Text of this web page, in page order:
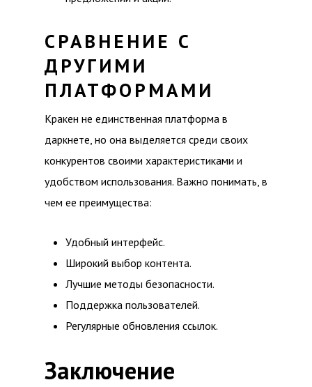
СРАВНЕНИЕ С
ДРУГИМИ
ПЛАТФОРМАМИ
Кракен не единственная платформа в
даркнете, но она выделяется среди своих
конкурентов своими характеристиками и
удобством использования. Важно понимать, в
чем ее преимущества:
Удобный интерфейс.
Широкий выбор контента.
Лучшие методы безопасности.
Поддержка пользователей.
Регулярные обновления ссылок.
Заключение